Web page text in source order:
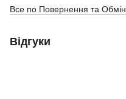
Все по Повернення та Обмін
Відгуки